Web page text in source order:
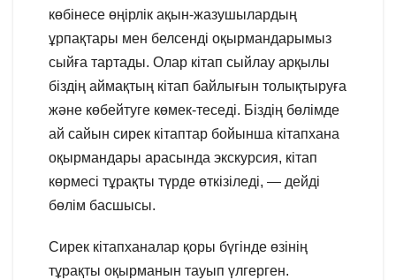
көбінесе өңірлік ақын-жазушылардың
ұрпақтары мен белсенді оқырмандарымыз
сыйға тартады. Олар кітап сыйлау арқылы
біздің аймақтың кітап байлығын толықтыруға
және көбейтуге көмек-теседі. Біздің бөлімде
ай сайын сирек кітаптар бойынша кітапхана
оқырмандары арасында экскурсия, кітап
көрмесі тұрақты түрде өткізіледі, — дейді
бөлім басшысы.
Сирек кітапханалар қоры бүгінде өзінің
тұрақты оқырманын тауып үлгерген.